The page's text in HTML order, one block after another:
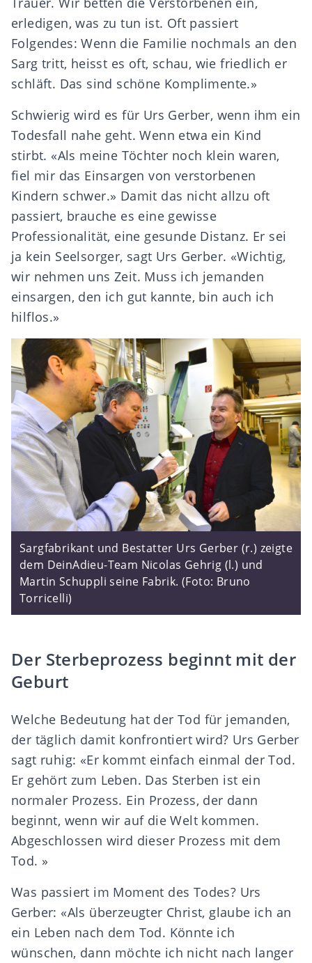
erledigen, was zu tun ist. Oft passiert
Folgendes: Wenn die Familie nochmals an den
Sarg tritt, heisst es oft, schau, wie friedlich er
schläft. Das sind schöne Komplimente.»
Schwierig wird es für Urs Gerber, wenn ihm ein
Todesfall nahe geht. Wenn etwa ein Kind
stirbt. «Als meine Töchter noch klein waren,
fiel mir das Einsargen von verstorbenen
Kindern schwer.» Damit das nicht allzu oft
passiert, brauche es eine gewisse
Professionalität, eine gesunde Distanz. Er sei
ja kein Seelsorger, sagt Urs Gerber. «Wichtig,
wir nehmen uns Zeit. Muss ich jemanden
einsargen, den ich gut kannte, bin auch ich
hilflos.»
Sargfabrikant und Bestatter Urs Gerber (r.) zeigte
dem DeinAdieu-Team Nicolas Gehrig (l.) und
Martin Schuppli seine Fabrik. (Foto: Bruno
Torricelli)
Der Sterbeprozess beginnt mit der
Geburt
Welche Bedeutung hat der Tod für jemanden,
der täglich damit konfrontiert wird? Urs Gerber
sagt ruhig: «Er kommt einfach einmal der Tod.
Er gehört zum Leben. Das Sterben ist ein
normaler Prozess. Ein Prozess, der dann
beginnt, wenn wir auf die Welt kommen.
Abgeschlossen wird dieser Prozess mit dem
Tod. »
Was passiert im Moment des Todes? Urs
Gerber: «Als überzeugter Christ, glaube ich an
ein Leben nach dem Tod. Könnte ich
wünschen, dann möchte ich nicht nach langer